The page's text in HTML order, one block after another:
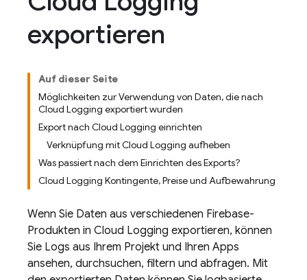
exportieren
Auf dieser Seite
Möglichkeiten zur Verwendung von Daten, die nach
Cloud Logging exportiert wurden
Export nach Cloud Logging einrichten
Verknüpfung mit Cloud Logging aufheben
Was passiert nach dem Einrichten des Exports?
Cloud Logging Kontingente, Preise und Aufbewahrung
Wenn Sie Daten aus verschiedenen Firebase-
Produkten in Cloud Logging exportieren, können
Sie Logs aus Ihrem Projekt und Ihren Apps
ansehen, durchsuchen, filtern und abfragen. Mit